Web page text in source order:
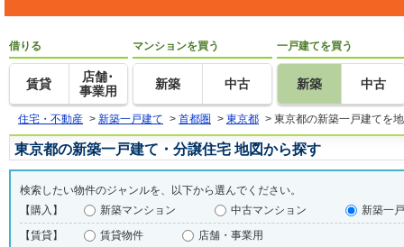
借りる
賃貸
店舗･
事業用
マンションを買う
新築 中古
一戸建てを買う
新築 中古
住宅・不動産 > 新築一戸建て > 首都圏 > 東京都 > 東京都の新築一戸建てを
東京都の新築一戸建て・分譲住宅 地図から探す
検索したい物件のジャンルを、以下から選んでください。
【購入】
新築マンション 中古マンション
新築一
【賃貸】
賃貸物件 店舗・事業用